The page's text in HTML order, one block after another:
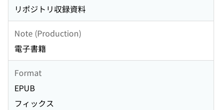
リポジトリ収録資料
Note (Production)
電子書籍
Format
EPUB
フィックス